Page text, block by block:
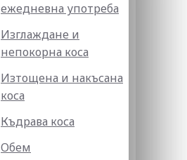
ежедневна употреба
Изглаждане и
непокорна коса
Изтощена и накъсана
коса
Къдрава коса
Обем